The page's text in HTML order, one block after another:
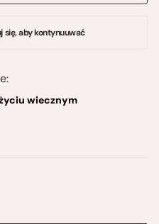
się, aby kontynuuwać
wiecznym